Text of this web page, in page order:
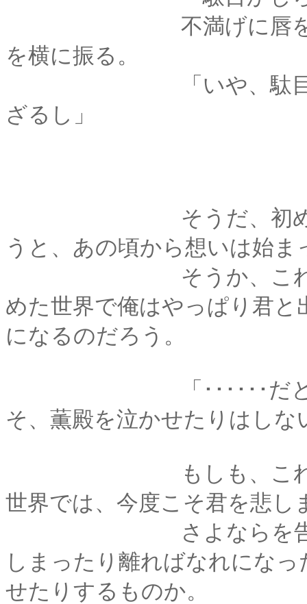
不満げに唇を尖らせ
を横に振る。
「いや、駄目じゃな
ざるし」
そうだ、初めて逢っ
うと、あの頃から想いは始ま
そうか、これがも
めた世界で俺はやっぱり君
になるのだろう。
「･･････だとした
そ、薫殿を泣かせたりはしな
もしも、これが夢
世界では、今度こそ君を悲し
さよならを告げて突
しまったり離ればなれにな
せたりするものか。